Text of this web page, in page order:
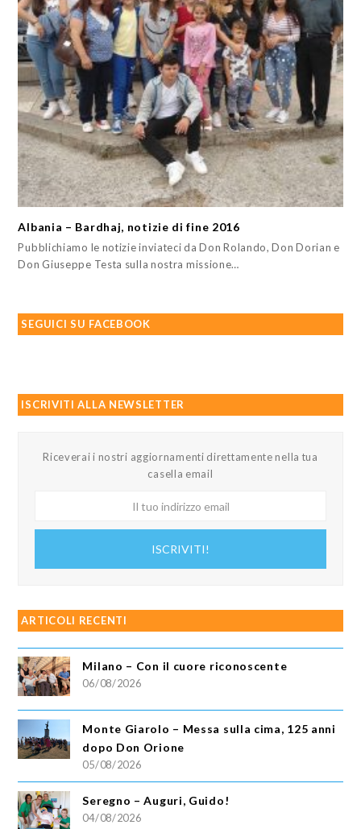
Albania – Bardhaj, notizie di fine 2016
Pubblichiamo le notizie inviateci da Don Rolando, Don Dorian e
Don Giuseppe Testa sulla nostra missione…
SEGUICI SU FACEBOOK
ISCRIVITI ALLA NEWSLETTER
Riceverai i nostri aggiornamenti direttamente nella tua
casella email
ISCRIVITI!
ARTICOLI RECENTI
Milano – Con il cuore riconoscente
06/08/2026
Monte Giarolo – Messa sulla cima, 125 anni
dopo Don Orione
05/08/2026
Seregno – Auguri, Guido!
04/08/2026